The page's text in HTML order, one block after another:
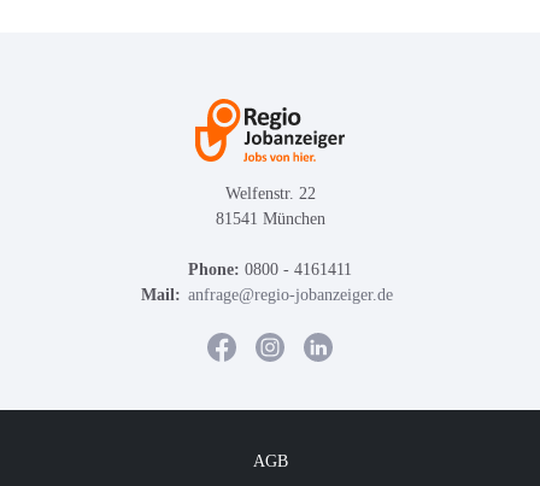
Welfenstr. 22
81541 München
Phone: 0800 - 4161411
Mail: anfrage@regio-jobanzeiger.de
AGB